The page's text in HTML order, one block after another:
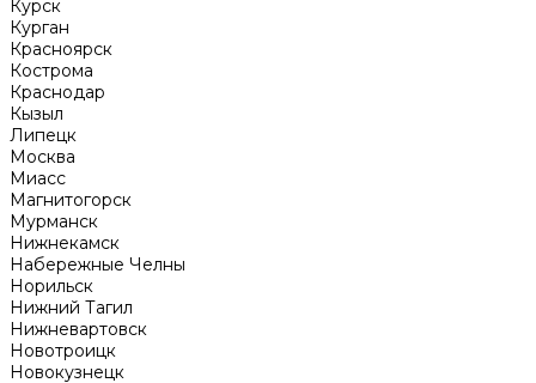
Курск
Курган
Красноярск
Кострома
Краснодар
Кызыл
Липецк
Москва
Миасс
Магнитогорск
Мурманск
Нижнекамск
Набережные Челны
Норильск
Нижний Тагил
Нижневартовск
Новотроицк
Новокузнецк